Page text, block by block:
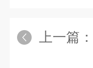
上一篇：